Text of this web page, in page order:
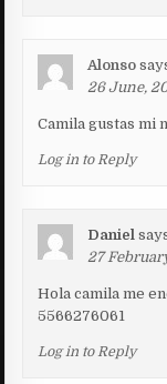
Alonso
26 June,
Camila gustas mi
Log in to Reply
Daniel
27
Hola camila me
5566276061
Log in to Reply